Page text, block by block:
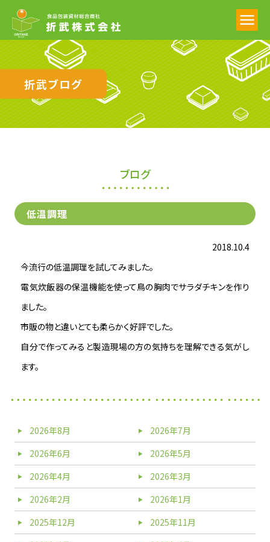
折武ブログ
ブログ
低温調理
2018.10.4
今流行の低温調理を試してみました。
電気炊飯器の保温機能を使って鳥の胸肉でサラダチキンを作り
ました。
市販の物と違いとても柔らかく好評でした。
自分で作ってみると製造現場の方の気持ちを理解できる気がし
ます。
2026年8月
2026年7月
2026年6月
2026年5月
2026年4月
2026年3月
2026年2月
2026年1月
2025年12月
2025年11月